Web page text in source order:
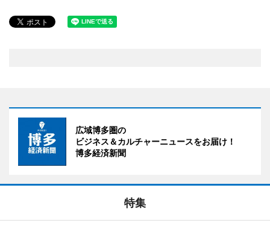
広域博多圏の
ビジネス＆カルチャーニュースをお届け！
博多経済新聞
特集